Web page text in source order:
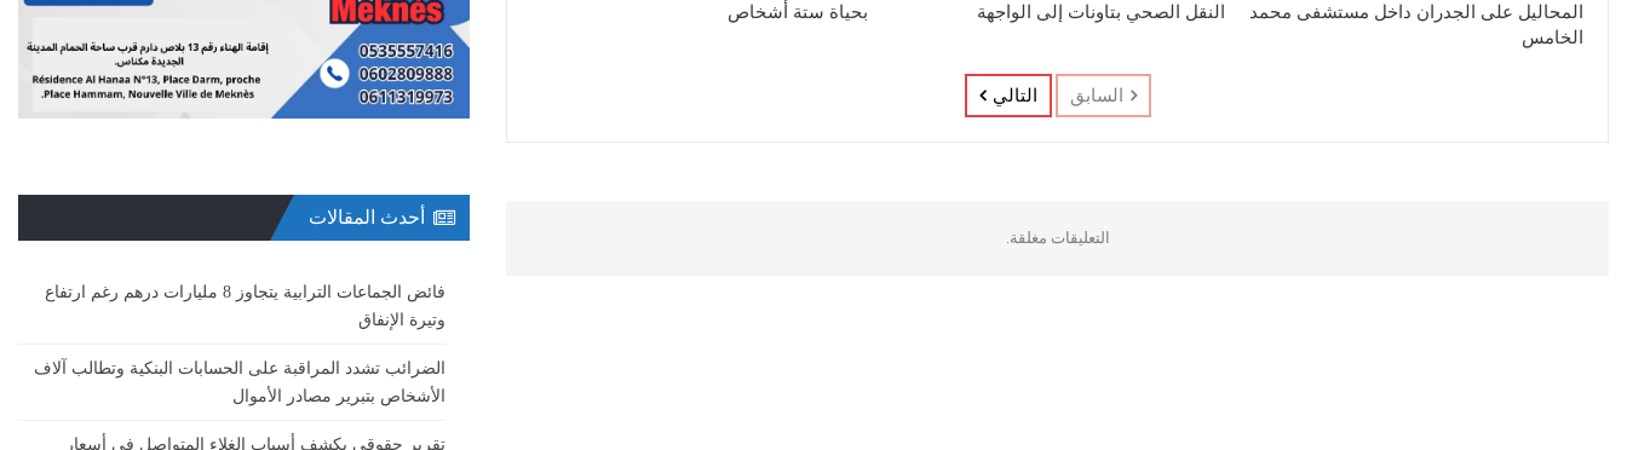
المحاليل على الجدران داخل مستشفى محمد
الخامس
النقل الصحي بتاونات إلى الواجهة
بحياة ستة أشخاص
السابق التالي
التعليقات مغلقة.
أحدث المقالات
فائض الجماعات الترابية يتجاوز 8 مليارات درهم رغم ارتفاع
وتيرة الإنفاق
الضرائب تشدد المراقبة على الحسابات البنكية وتطالب آلاف
الأشخاص بتبرير مصادر الأموال
تقرير حقوقي يكشف أسباب الغلاء المتواصل في أسعار